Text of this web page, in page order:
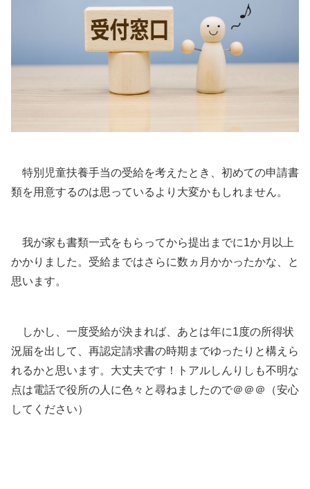
特別児童扶養手当の受給を考えたとき、初めての申請書
類を用意するのは思っているより大変かもしれません。
我が家も書類一式をもらってから提出までに1か月以上
かかりました。受給まではさらに数ヵ月かかったかな、と
思います。
しかし、一度受給が決まれば、あとは年に1度の所得状
況届を出して、再認定請求書の時期までゆったりと構えら
れるかと思います。大丈夫です！トアルしんりしも不明な
点は電話で役所の人に色々と尋ねましたので＠＠＠（安心
してください）